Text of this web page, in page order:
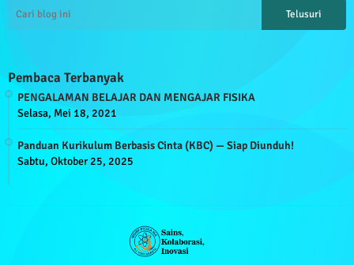
Pembaca Terbanyak
PENGALAMAN BELAJAR DAN MENGAJAR FISIKA
Selasa, Mei 18, 2021
Panduan Kurikulum Berbasis Cinta (KBC) — Siap Diunduh!
Sabtu, Oktober 25, 2025